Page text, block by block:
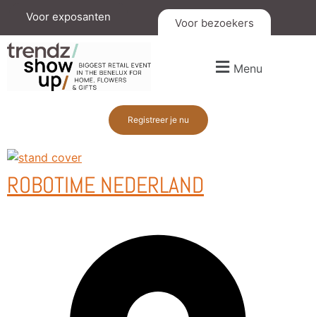
Voor exposanten Voor bezoekers
Menu
Registreer je nu
ROBOTIME NEDERLAND